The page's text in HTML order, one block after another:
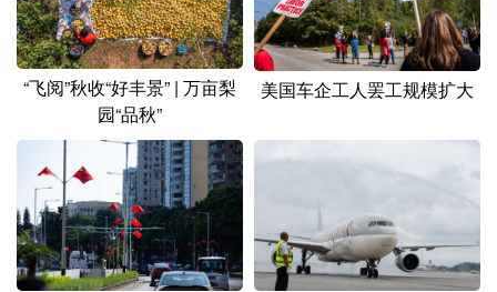
“飞阅”秋收“好丰景” | 万亩梨
园“品秋”
美国车企工人罢工规模扩大